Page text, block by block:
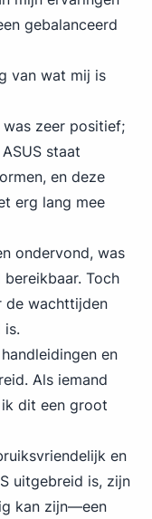
gebalanceerd
van wat mij is
zeer positief;
staat
en deze
erg lang mee
ondervond, was
Toch
de wachttijden
is.
en
Als iemand
dit een groot
en
uitgebreid is, zijn
kan zijn—een